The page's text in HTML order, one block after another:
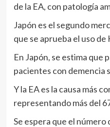
de la EA, con patología
Japón es el segundo
que se aprueba el uso de
En Japón, se estima que
pacientes con demencia
Y la EA es la causa más
representando más del
Se espera que el número